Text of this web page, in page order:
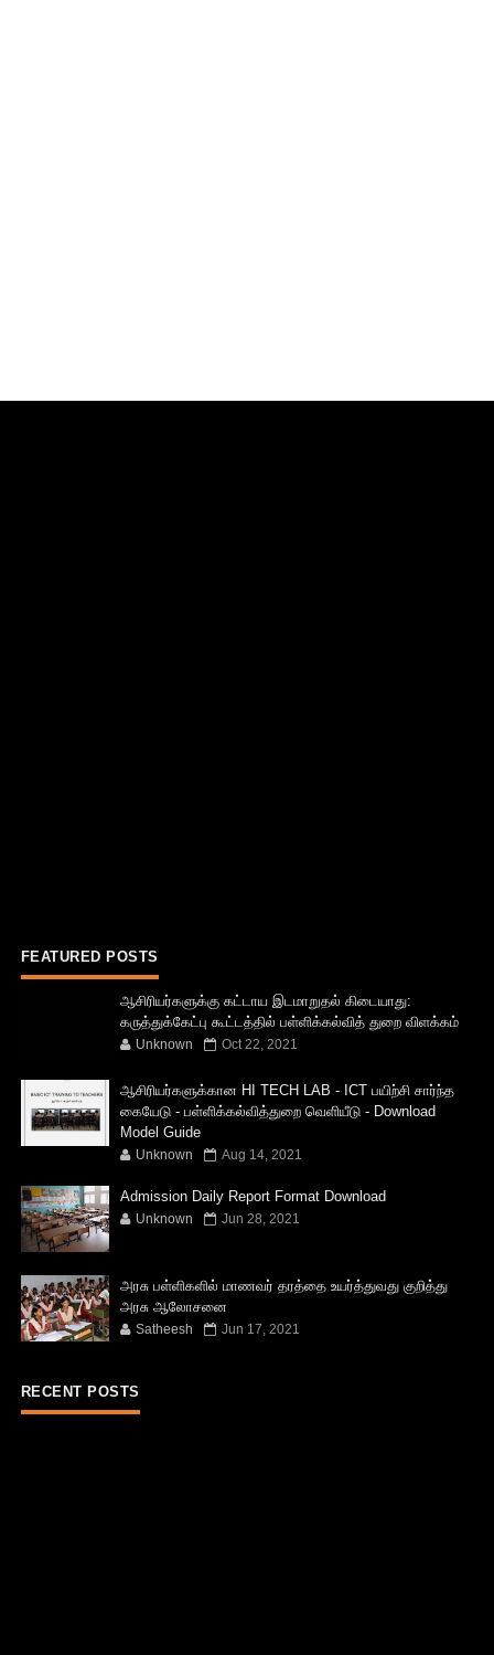
FEATURED POSTS
ஆசிரியர்களுக்கு கட்டாய இடமாறுதல் கிடையாது:
கருத்துக்கேட்பு கூட்டத்தில் பள்ளிக்கல்வித் துறை விளக்கம்
Unknown Oct 22, 2021
ஆசிரியர்களுக்கான HI TECH LAB - ICT பயிற்சி சார்ந்த
கையேடு - பள்ளிக்கல்வித்துறை வெளியீடு - Download
Model Guide
Unknown Aug 14, 2021
Admission Daily Report Format Download
Unknown Jun 28, 2021
அரசு பள்ளிகளில் மாணவர் தரத்தை உயர்த்துவது குறித்து
அரசு ஆலோசனை
Satheesh Jun 17, 2021
RECENT POSTS